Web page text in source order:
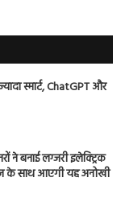
स्मार्ट, ChatGPT और
ने बनाई लग्जरी इलेक्ट्रिक
के साथ आएगी यह अनोखी